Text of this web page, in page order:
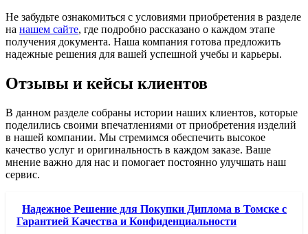
Не забудьте ознакомиться с условиями приобретения в разделе
на нашем сайте, где подробно рассказано о каждом этапе
получения документа. Наша компания готова предложить
надежные решения для вашей успешной учебы и карьеры.
Отзывы и кейсы клиентов
В данном разделе собраны истории наших клиентов, которые
поделились своими впечатлениями от приобретения изделий
в нашей компании. Мы стремимся обеспечить высокое
качество услуг и оригинальность в каждом заказе. Ваше
мнение важно для нас и помогает постоянно улучшать наш
сервис.
Надежное Решение для Покупки Диплома в Томске с
Гарантией Качества и Конфиденциальности